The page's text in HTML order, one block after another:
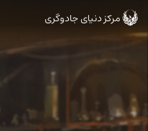
ورود
به
مرکز دنیای جادوگری